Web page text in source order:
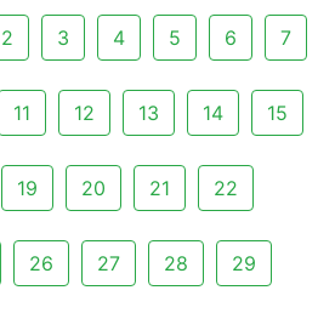
2 3 4 5 6 7
11 12 13 14 15
19 20 21 22
26 27 28 29